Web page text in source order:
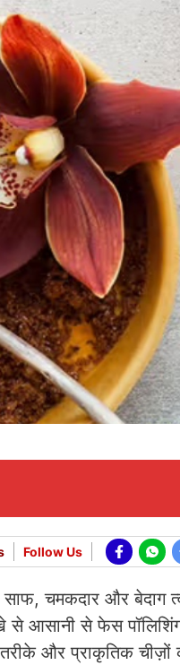
Follow Us
चमकदार और बेदाग
आसानी से फेस
और प्राकृतिक चीज़ों